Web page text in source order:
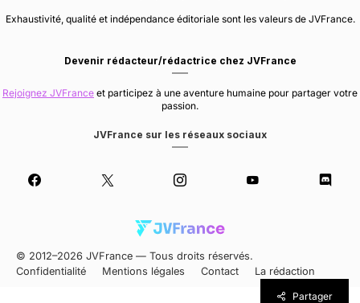
Exhaustivité, qualité et indépendance éditoriale sont les valeurs de JVFrance.
Devenir rédacteur/rédactrice chez JVFrance
Rejoignez JVFrance et participez à une aventure humaine pour partager votre
passion.
JVFrance sur les réseaux sociaux
© 2012–2026 JVFrance — Tous droits réservés.
Confidentialité
Mentions légales Contact La rédaction
Partager